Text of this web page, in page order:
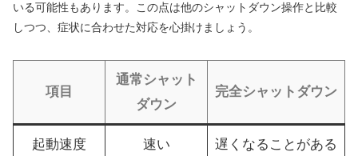
いる可能性もあります。この点は他のシャットダウン操作と比較
しつつ、症状に合わせた対応を心掛けましょう。
項目
通常シャット
ダウン
完全シャットダウン
起動速度 速い 遅くなることがある